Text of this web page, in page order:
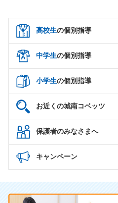
高校生の個別指導
中学生の個別指導
小学生の個別指導
お近くの城南コベッツ
保護者のみなさまへ
キャンペーン